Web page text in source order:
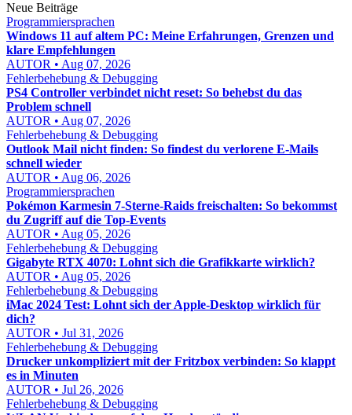
Neue Beiträge
Programmiersprachen
Windows 11 auf altem PC: Meine Erfahrungen, Grenzen und
klare Empfehlungen
AUTOR • Aug 07, 2026
Fehlerbehebung & Debugging
PS4 Controller verbindet nicht reset: So behebst du das
Problem schnell
AUTOR • Aug 07, 2026
Fehlerbehebung & Debugging
Outlook Mail nicht finden: So findest du verlorene E-Mails
schnell wieder
AUTOR • Aug 06, 2026
Programmiersprachen
Pokémon Karmesin 7-Sterne-Raids freischalten: So bekommst
du Zugriff auf die Top-Events
AUTOR • Aug 05, 2026
Fehlerbehebung & Debugging
Gigabyte RTX 4070: Lohnt sich die Grafikkarte wirklich?
AUTOR • Aug 05, 2026
Fehlerbehebung & Debugging
iMac 2024 Test: Lohnt sich der Apple-Desktop wirklich für
dich?
AUTOR • Jul 31, 2026
Fehlerbehebung & Debugging
Drucker unkompliziert mit der Fritzbox verbinden: So klappt
es in Minuten
AUTOR • Jul 26, 2026
Fehlerbehebung & Debugging